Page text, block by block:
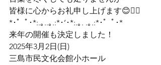
皆様に心からお礼申し上げます😊🙇‍♀️
*･゜ﾟ･*:.｡..｡.:*･’･*:.｡. .｡.:*･゜ﾟ･*
来年の開催も決定しました！
2025年3月2日(日)
三島市民文化会館小ホール